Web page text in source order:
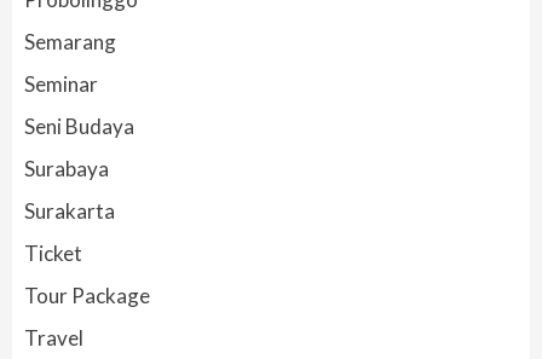
Semarang
Seminar
Seni Budaya
Surabaya
Surakarta
Ticket
Tour Package
Travel